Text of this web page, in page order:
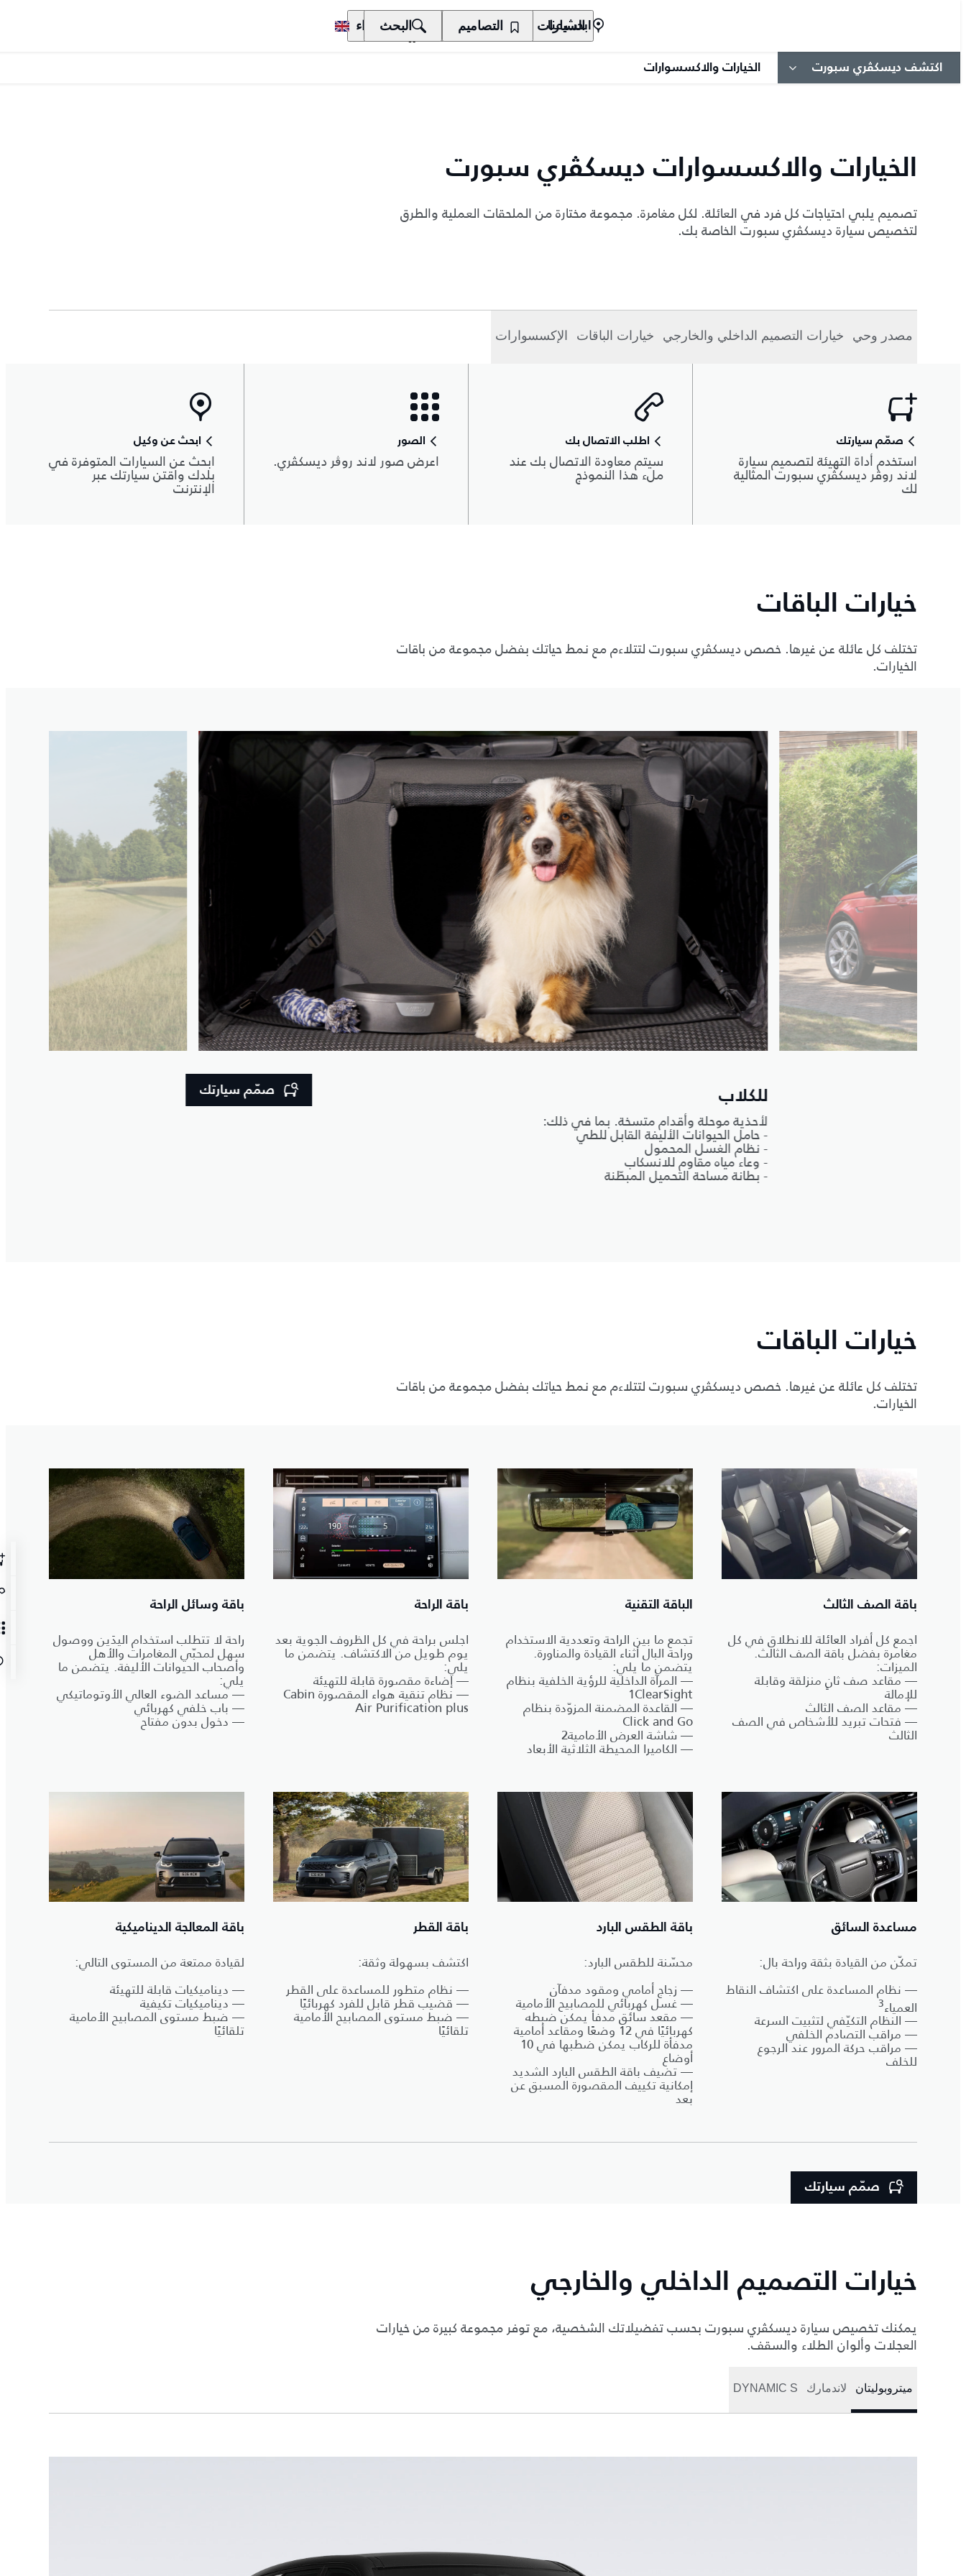
السيارات المالكون الاكتشاف الشراء ابحث عنا التصاميم البحث
اكتشف ديسكڤري سبورت الخيارات والاكسسوارات
الخيارات والاكسسوارات ديسكڤري سبورت
تصميم يلبي احتياجات كل فرد في العائلة. لكل مغامرة. مجموعة مختارة من الملحقات العملية والطرق
لتخصيص سيارة ديسكڤري سبورت الخاصة بك.
مصدر وحي خيارات التصميم الداخلي والخارجي خيارات الباقات الإكسسوارات
صمّم سيارتك
استخدم أداة التهيئة لتصميم سيارة
لاند روڤر ديسكڤري سبورت المثالية
لك
اطلب الاتصال بك
سيتم معاودة الاتصال بك عند
ملء هذا النموذج
الصور
اعرض صور لاند روڨر ديسكڤري.
ابحث عن وكيل
ابحث عن السيارات المتوفرة في
بلدك واقتن سيارتك عبر
الإنترنت
خيارات الباقات
تختلف كل عائلة عن غيرها. خصص ديسكڤري سبورت لتتلاءم مع نمط حياتك بفضل مجموعة من باقات
الخيارات.
للكلاب
لأحذية موحلة وأقدام متسخة. بما في ذلك:
- حامل الحيوانات الأليفة القابل للطي
- نظام الغسل المحمول
- وعاء مياه مقاوم للانسكاب
- بطانة مساحة التحميل المبطّنة
صمّم سيارتك
خيارات الباقات
تختلف كل عائلة عن غيرها. خصص ديسكڤري سبورت لتتلاءم مع نمط حياتك بفضل مجموعة من باقات
الخيارات.
باقة الصف الثالث
اجمع كل أفراد العائلة للانطلاق في كل
مغامرة بفضل باقة الصف الثالث.
الميزات:
— مقاعد صف ثانٍ منزلقة وقابلة
للإمالة
— مقاعد الصف الثالث
— فتحات تبريد للأشخاص في الصف
الثالث
الباقة التقنية
تجمع ما بين الراحة وتعددية الاستخدام
وراحة البال أثناء القيادة والمناورة.
يتضمن ما يلي:
— المرآة الداخلية للرؤية الخلفية بنظام
ClearSight‏1
— القاعدة المضمنة المزوّدة بنظام
Click and Go
— شاشة العرض الأمامية2
— الكاميرا المحيطة الثلاثية الأبعاد
باقة الراحة
اجلس براحة في كل الظروف الجوية بعد
يوم طويل من الاكتشاف. يتضمن ما
يلي:
— إضاءة مقصورة قابلة للتهيئة
— نظام تنقية هواء المقصورة Cabin
Air Purification plus
باقة وسائل الراحة
راحة لا تتطلب استخدام اليدَين ووصول
سهل لمحبّي المغامرات والأهل
وأصحاب الحيوانات الأليفة. يتضمن ما
يلي:
— مساعد الضوء العالي الأوتوماتيكي
— باب خلفي كهربائي
— دخول بدون مفتاح
مساعدة السائق
تمكّن من القيادة بثقة وراحة بال:
— نظام المساعدة على اكتشاف النقاط
العمياء3
— النظام التكيّفي لتثبيت السرعة
— مراقب التصادم الخلفي
— مراقب حركة المرور عند الرجوع
للخلف
باقة الطقس البارد
محسّنة للطقس البارد:
— زجاج أمامي ومقود مدفآن
— غسل كهربائي للمصابيح الأمامية
— مقعد سائق مدفأ يمكن ضبطه
كهربائيًا في 12 وضعًا ومقاعد أمامية
مدفأة للركاب يمكن ضطبها في 10
أوضاع
— تضيف باقة الطقس البارد الشديد
إمكانية تكييف المقصورة المسبق عن
بعد
باقة القطر
اكتشف بسهولة وثقة:
— نظام متطور للمساعدة على القطر
— قضيب قطر قابل للفرد كهربائيًا
— ضبط مستوى المصابيح الأمامية
تلقائيًا
باقة المعالجة الديناميكية
لقيادة ممتعة من المستوى التالي:
— ديناميكيات قابلة للتهيئة
— ديناميكيات تكيفية
— ضبط مستوى المصابيح الأمامية
تلقائيًا
صمّم سيارتك
خيارات التصميم الداخلي والخارجي
يمكنك تخصيص سيارة ديسكڤري سبورت بحسب تفضيلاتك الشخصية، مع توفر مجموعة كبيرة من خيارات
العجلات وألوان الطلاء والسقف.
ميتروبوليتان لاندمارك DYNAMIC S